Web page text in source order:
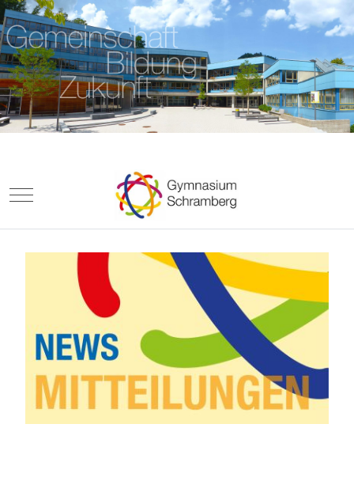
Mobile Menu Toggle